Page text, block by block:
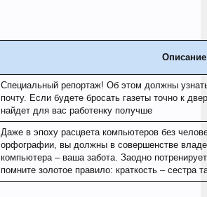
Описание
Специальный репортаж! Об этом должны
почту. Если будете бросать газеты точно к
найдет для вас работенку получше
Даже в эпоху расцвета компьютеров без
орфографии, вы должны в совершенстве
компьютера – ваша забота. Заодно
помните золотое правило: краткость – сестра